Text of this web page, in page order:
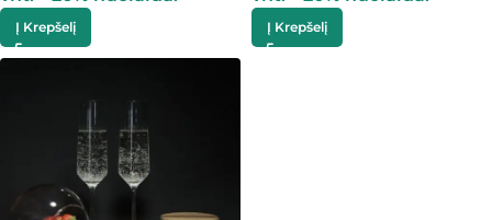
Į Krepšelį Į Krepšelį